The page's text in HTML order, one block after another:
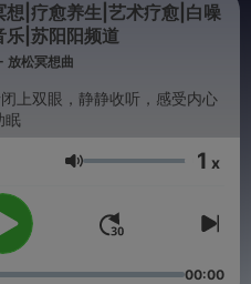
|疗愈养生|艺术疗愈|白噪
|苏阳阳频道
放松冥想曲
上双眼，静静收听，感受内心
眠
Гучність 1 x
00:00